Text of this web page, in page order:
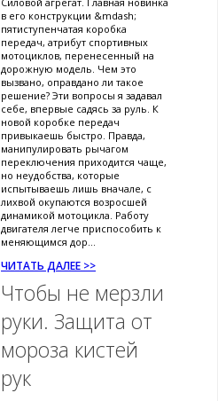
в его конструкции &mdash;
пятиступенчатая коробка
передач, атрибут спортивных
мотоциклов, перенесенный на
дорожную модель. Чем это
вызвано, оправдано ли такое
решение? Эти вопросы я задавал
себе, впервые садясь за руль. К
новой коробке передач
привыкаешь быстро. Правда,
манипулировать рычагом
переключения приходится чаще,
но неудобства, которые
испытываешь лишь вначале, с
лихвой окупаются возросшей
динамикой мотоцикла. Работу
двигателя легче приспособить к
меняющимся дор...
ЧИТАТЬ ДАЛЕЕ >>
Чтобы не мерзли
руки. Защита от
мороза кистей
рук